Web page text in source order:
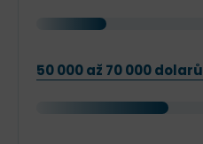
50 000 až 70 000 dolarů